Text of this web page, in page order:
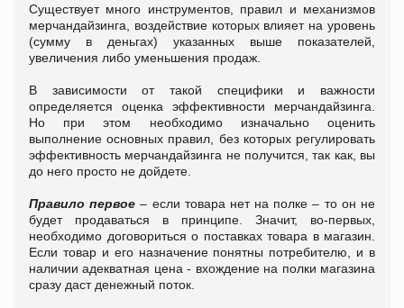
Существует много инструментов, правил и механизмов
мерчандайзинга, воздействие которых влияет на уровень
(сумму в деньгах) указанных выше показателей,
увеличения либо уменьшения продаж.
В зависимости от такой специфики и важности
определяется оценка эффективности мерчандайзинга.
Но при этом необходимо изначально оценить
выполнение основных правил, без которых регулировать
эффективность мерчандайзинга не получится, так как, вы
до него просто не дойдете.
Правило первое – если товара нет на полке – то он не
будет продаваться в принципе. Значит, во-первых,
необходимо договориться о поставках товара в магазин.
Если товар и его назначение понятны потребителю, и в
наличии адекватная цена - вхождение на полки магазина
сразу даст денежный поток.